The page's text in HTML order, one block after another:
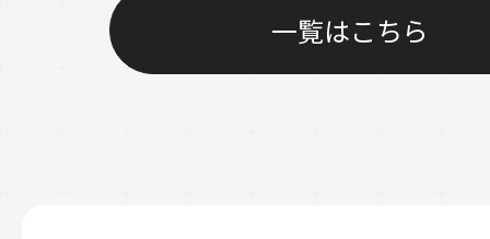
一覧はこちら